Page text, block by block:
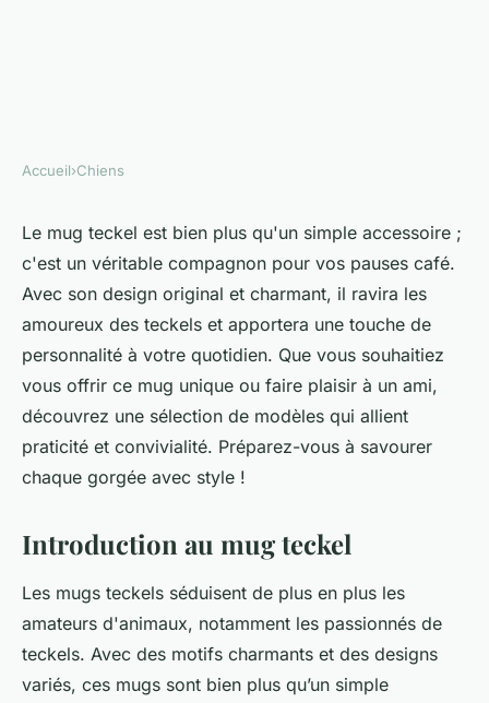
Le mug teckel : un compagnon
pour vos pauses café
Eugénie•23/04/2025 16:11• 6 min de lecture
Accueil›Chiens
Le mug teckel est bien plus qu'un simple accessoire ;
c'est un véritable compagnon pour vos pauses café.
Avec son design original et charmant, il ravira les
amoureux des teckels et apportera une touche de
personnalité à votre quotidien. Que vous souhaitiez
vous offrir ce mug unique ou faire plaisir à un ami,
découvrez une sélection de modèles qui allient
praticité et convivialité. Préparez-vous à savourer
chaque gorgée avec style !
Introduction au mug teckel
Les mugs teckels séduisent de plus en plus les
amateurs d'animaux, notamment les passionnés de
teckels. Avec des motifs charmants et des designs
variés, ces mugs sont bien plus qu’un simple